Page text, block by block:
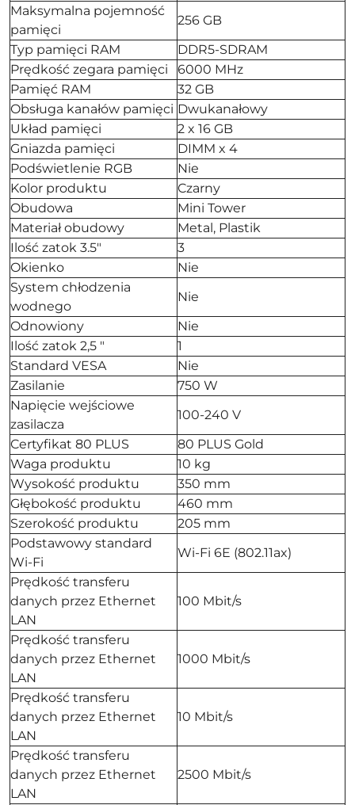
Maksymalna pojemność
pamięci
256 GB
Typ pamięci RAM
DDR5-SDRAM
Prędkość zegara pamięci
6000 MHz
Pamięć RAM
32 GB
Obsługa kanałów pamięci Dwukanałowy
Układ pamięci
2 x 16 GB
Gniazda pamięci
DIMM x 4
Podświetlenie RGB
Nie
Kolor produktu
Czarny
Obudowa
Mini Tower
Materiał obudowy
Metal, Plastik
Ilość zatok 3.5"
3
Okienko
Nie
System chłodzenia
wodnego
Nie
Odnowiony
Nie
Ilość zatok 2,5 "
1
Standard VESA
Nie
Zasilanie
750 W
Napięcie wejściowe
zasilacza
100-240 V
Certyfikat 80 PLUS
80 PLUS Gold
Waga produktu
10 kg
Wysokość produktu
350 mm
Głębokość produktu
460 mm
Szerokość produktu
205 mm
Podstawowy standard
Wi-Fi
Wi-Fi 6E (802.11ax)
Prędkość transferu
danych przez Ethernet
LAN
100 Mbit/s
Prędkość transferu
danych przez Ethernet
LAN
1000 Mbit/s
Prędkość transferu
danych przez Ethernet
LAN
10 Mbit/s
Prędkość transferu
danych przez Ethernet
LAN
2500 Mbit/s